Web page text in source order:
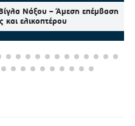
Νάξου – Άμεση επέμβαση
και ελικοπτέρου